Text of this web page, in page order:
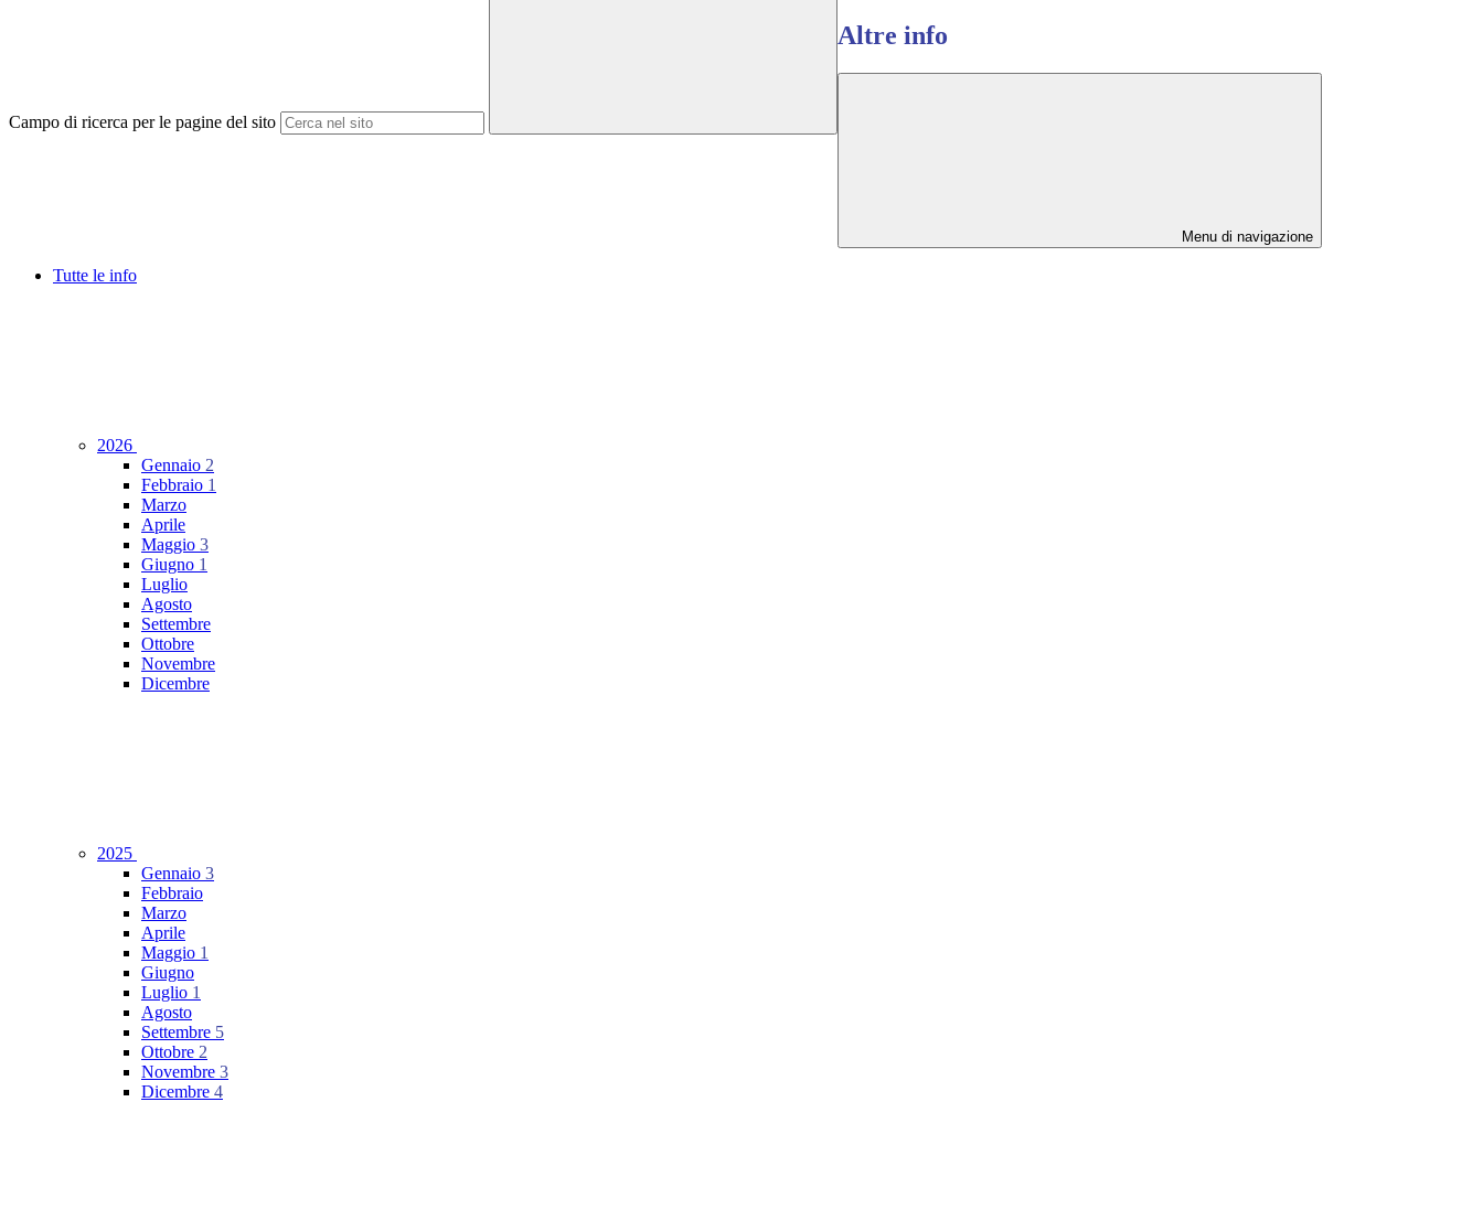
Campo di ricerca per le pagine del sito
Altre info
Menu di navigazione
Tutte le info
2026
Gennaio 2
Febbraio 1
Marzo
Aprile
Maggio 3
Giugno 1
Luglio
Agosto
Settembre
Ottobre
Novembre
Dicembre
2025
Gennaio 3
Febbraio
Marzo
Aprile
Maggio 1
Giugno
Luglio 1
Agosto
Settembre 5
Ottobre 2
Novembre 3
Dicembre 4